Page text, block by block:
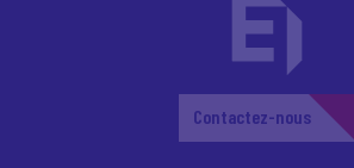
Contactez-nous